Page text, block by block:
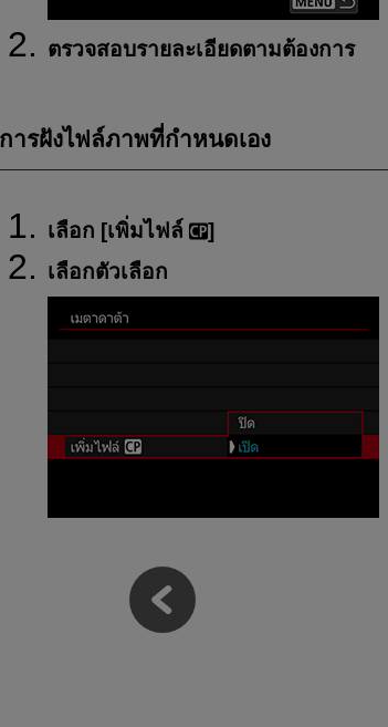
ตรวจสอบรายละเอียดตามต้องการ
การฝังไฟล์ภาพที่กำหนดเอง
เลือก [เพิ่มไฟล์
]
เลือกตัวเลือก